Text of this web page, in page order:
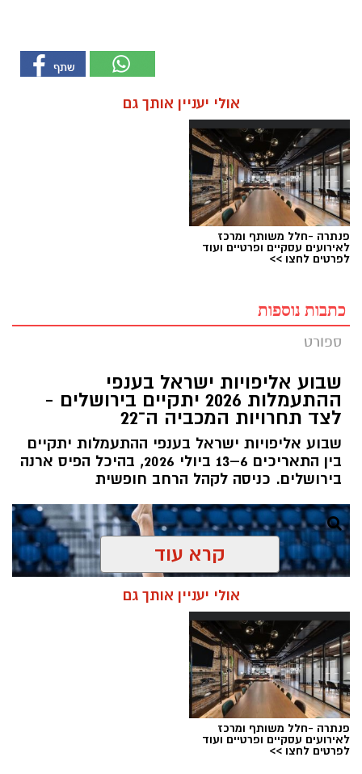
אולי יעניין אותך גם
פנתרה -חלל משותף ומרכז
לאירועים עסקיים ופרטיים ועוד
לפרטים לחצו >>
כתבות נוספות
ספורט
שבוע אליפויות ישראל בענפי
ההתעמלות 2026 יתקיים בירושלים -
לצד תחרויות המכביה ה־22
שבוע אליפויות ישראל בענפי ההתעמלות יתקיים
בין התאריכים 6–13 ביולי 2026, בהיכל הפיס ארנה
בירושלים. כניסה לקהל הרחב חופשית
קרא עוד
אולי יעניין אותך גם
פנתרה -חלל משותף ומרכז
לאירועים עסקיים ופרטיים ועוד
לפרטים לחצו >>